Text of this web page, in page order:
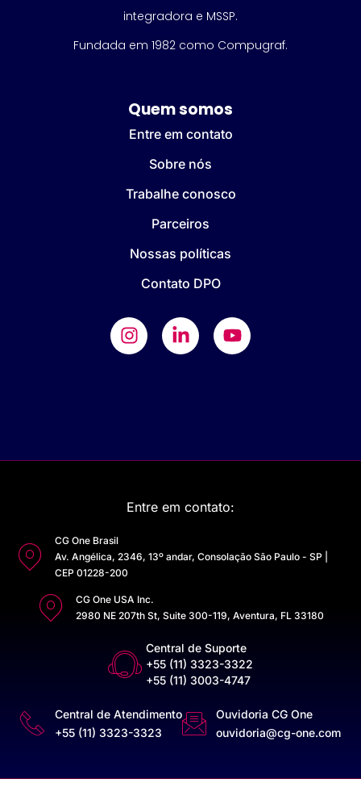
integradora e MSSP.
Fundada em 1982 como Compugraf.
Quem somos
Entre em contato
Sobre nós
Trabalhe conosco
Parceiros
Nossas políticas
Contato DPO
Entre em contato:
CG One Brasil
Av. Angélica, 2346, 13º andar, Consolação São Paulo - SP |
CEP 01228-200
CG One USA Inc.
2980 NE 207th St, Suite 300-119, Aventura, FL 33180
Central de Suporte
+55 (11) 3323-3322
+55 (11) 3003-4747
Central de Atendimento
+55 (11) 3323-3323
Ouvidoria CG One
ouvidoria@cg-one.com